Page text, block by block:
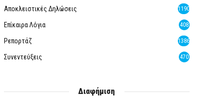
Αποκλειστικές Δηλώσεις 1190
Επίκαιρα Λόγια 408
Ρεπορτάζ 1386
Συνεντεύξεις 470
Διαφήμιση